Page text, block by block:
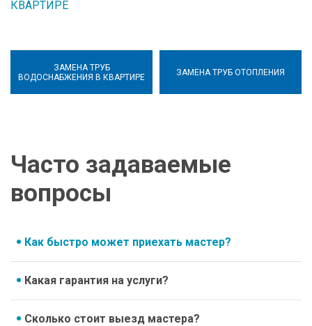
ЗАМЕНА ТРУБ
ВОДОСНАБЖЕНИЯ В КВАРТИРЕ
ЗАМЕНА ТРУБ ОТОПЛЕНИЯ
Часто задаваемые
вопросы
Как быстро может приехать мастер?
Какая гарантия на услуги?
Сколько стоит выезд мастера?